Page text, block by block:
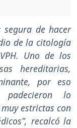
segura de hacer
de la citología
Uno de los
hereditarias,
por eso
lo
estrictas con
recalcó la